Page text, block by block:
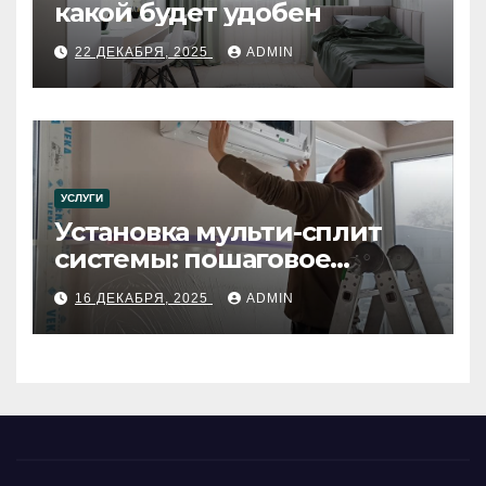
какой будет удобен
22 ДЕКАБРЯ, 2025 ADMIN
УСЛУГИ
Установка мульти-сплит
системы: пошаговое
руководство
16 ДЕКАБРЯ, 2025 ADMIN